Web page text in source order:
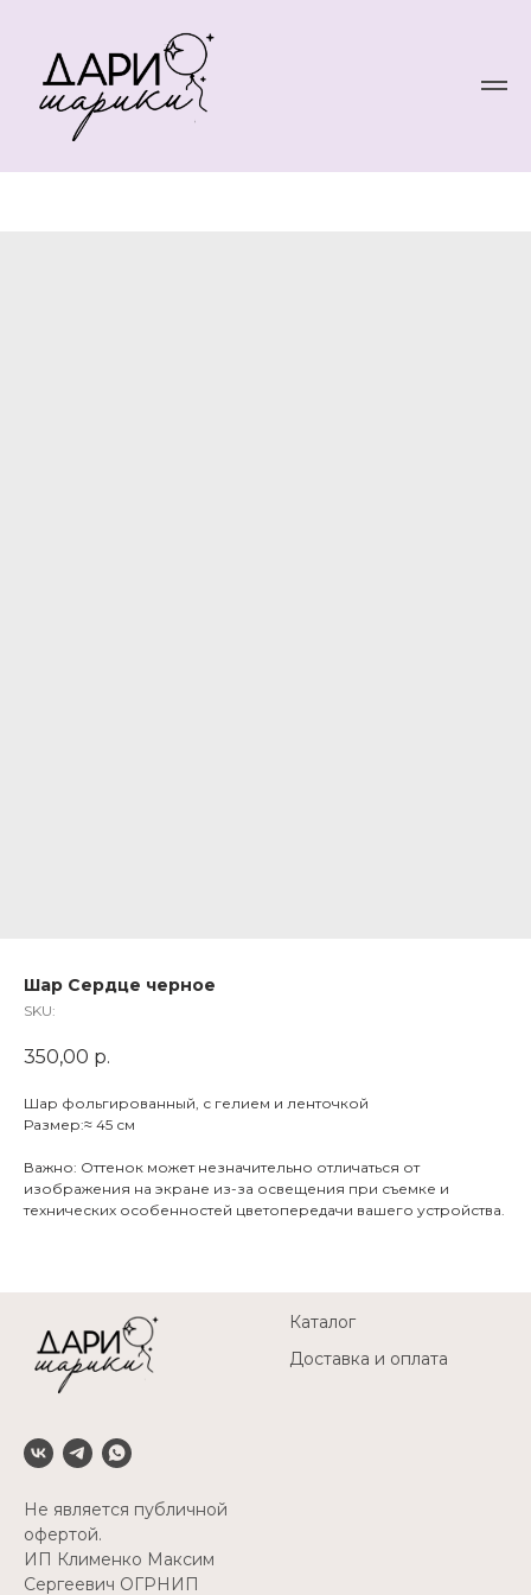
Шар Сердце черное
SKU:
350,00 р.
Шар фольгированный, с гелием и ленточкой
Размер:≈ 45 см
Важно: Оттенок может незначительно отличаться от
изображения на экране из-за освещения при съемке и
технических особенностей цветопередачи вашего устройства.
Не является публичной
офертой.
ИП Клименко Максим
Сергеевич ОГРНИП
Каталог
Доставка и оплата